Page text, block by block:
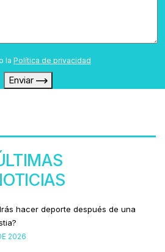
la Política de privacidad
Enviar
hacer deporte después de una
2026